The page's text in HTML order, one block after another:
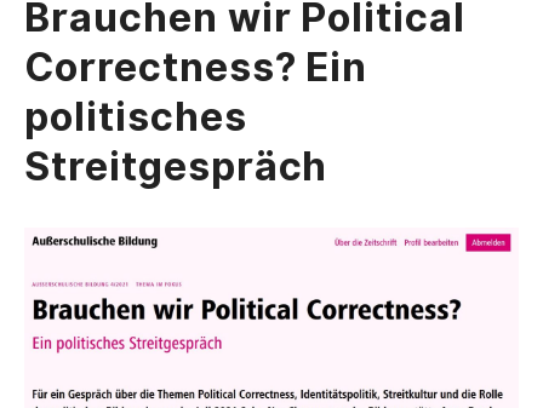
Brauchen wir Political
Correctness? Ein
politisches
Streitgespräch